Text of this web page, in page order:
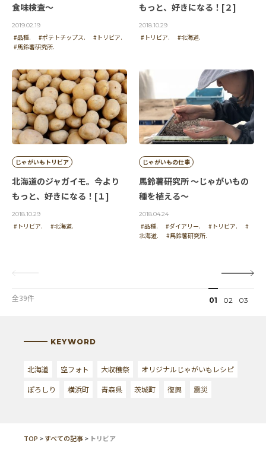
食味検査～
2019.02.19
#品種. #ポテトチップス.
#トリビア.
#馬鈴薯研究所.
もっと、好きになる！[２]
2018.10.29
#トリビア. #北海道.
じゃがいもトリビア
北海道のジャガイモ。今より
もっと、好きになる！[１]
2018.10.29
#トリビア. #北海道.
じゃがいもの仕事
馬鈴薯研究所 ～じゃがいもの
種を植える～
2018.04.24
#品種. #ダイアリー. #トリビア.
#
北海道.
#馬鈴薯研究所.
全39件 01 02 03
KEYWORD
北海道 空フォト 大収穫祭
オリジナルじゃがいもレシピ
ぽろしり
横浜町 青森県 茨城町 復興 震災
TOP >すべての記事> トリビア